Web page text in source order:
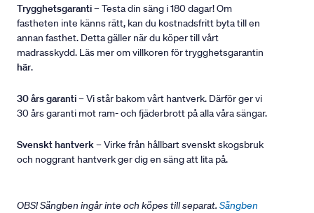
Trygghetsgaranti– Testa din säng i 180 dagar! Om
fastheten inte känns rätt, kan du kostnadsfritt byta till en
annan fasthet. Detta gäller när du köper till vårt
madrasskydd. Läs mer om villkoren för trygghetsgarantin
här.
30 års garanti– Vi står bakom vårt hantverk. Därför ger vi
30 års garanti mot ram- och fjäderbrott på alla våra sängar.
Svenskt hantverk– Virke från hållbart svenskt skogsbruk
och noggrant hantverk ger dig en säng att lita på.
OBS! Sängben ingår inte och köpes till separat. Sängben